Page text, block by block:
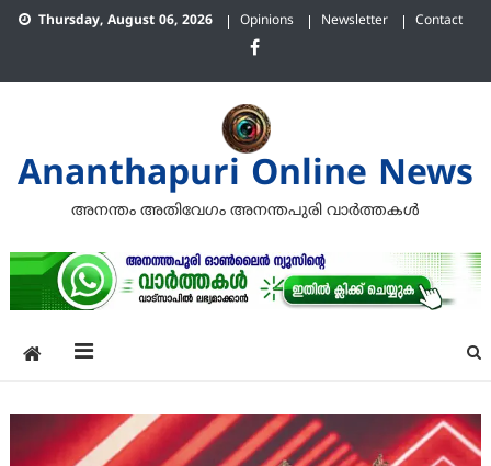
Skip Thursday, August 06, 2026 Opinions Newsletter Contact
Ananthapuri Online News
അനന്തം അതിവേഗം അനന്തപുരി വാര്‍ത്തകള്‍